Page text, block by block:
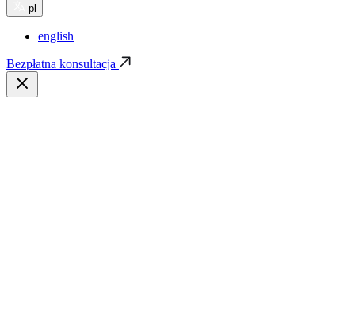
pl
english
Bezpłatna konsultacja